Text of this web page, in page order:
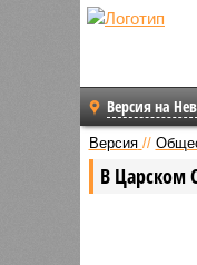
Версия на
Версия //
В Царском